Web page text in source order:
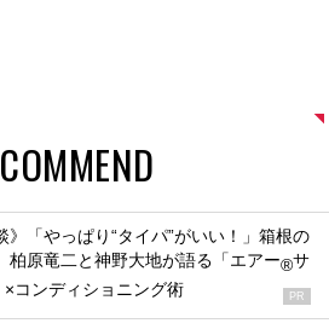
》「やっぱり“タイパ”がいい！」箱根の
柏原竜二と神野大地が語る「エアー®サ
×コンディショニング術 PR